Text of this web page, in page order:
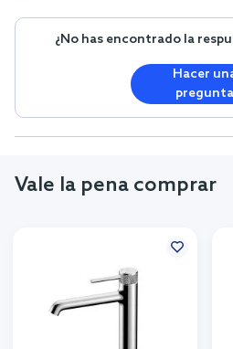
¿No has encontrado la
Hacer
pregunta
Vale la pena comprar